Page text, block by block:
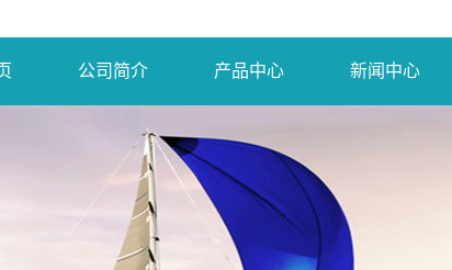
公司简介 产品中心 新闻中心